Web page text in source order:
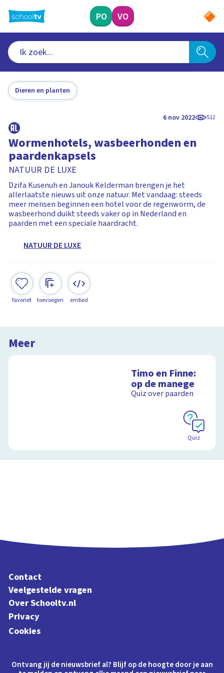
naar
hoofdinhoud
PO VO
Dieren en planten
6 nov 2022 512
Wormenhotels, wasbeerhonden en
paardenkapsels
NATUUR DE LUXE
Dzifa Kusenuh en Janouk Kelderman brengen je het
allerlaatste nieuws uit onze natuur. Met vandaag: steeds
meer mensen beginnen een hotel voor de regenworm, de
wasbeerhond duikt steeds vaker op in Nederland en
paarden met een speciale haardracht.
NATUUR DE LUXE
favoriet toevoegen embed
Meer
Timo en Finne:
op de manege
Quiz over paarden
Quiz
Contact
Veelgestelde vragen
Over Schooltv.nl
Privacy
Cookies
Ontvang jij de nieuwsbrief al? Blijf op de hoogte door je aan